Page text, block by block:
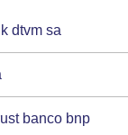
dtvm sa
banco bnp